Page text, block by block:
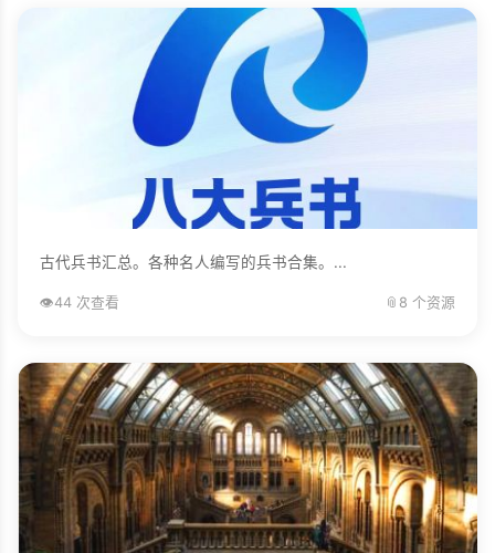
古代兵书汇总。各种名人编写的兵书合集。...
👁️44 次查看 📎 8 个资源